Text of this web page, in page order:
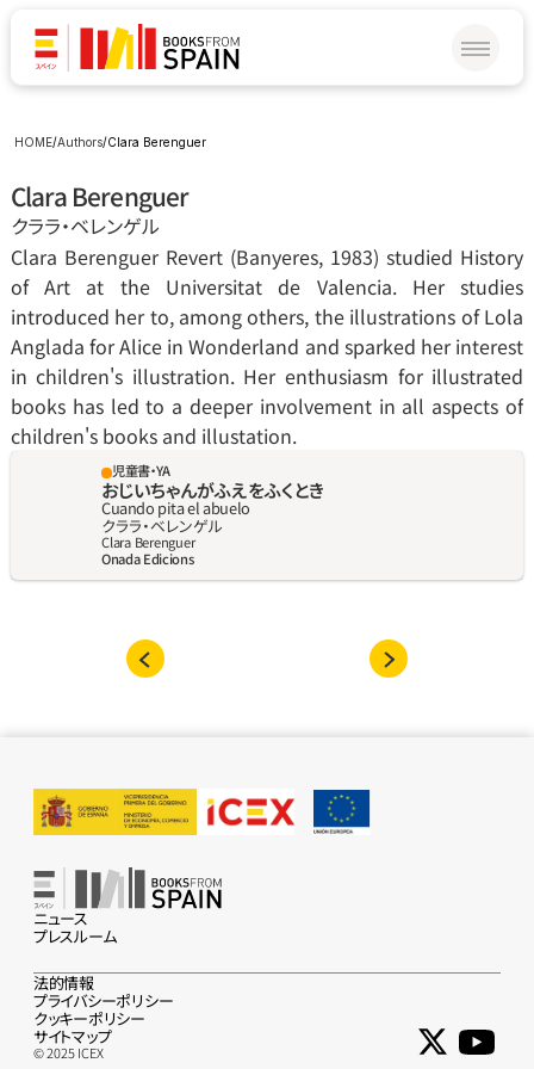
HOME/Authors/Clara Berenguer
Clara Berenguer
クララ‧ベレンゲル
Clara Berenguer Revert (Banyeres, 1983) studied History
of Art at the Universitat de Valencia. Her studies
introduced her to, among others, the illustrations of Lola
Anglada for Alice in Wonderland and sparked her interest
in children's illustration. Her enthusiasm for illustrated
books has led to a deeper involvement in all aspects of
children's books and illustation.
児童書・YA
おじいちゃんがふえをふくとき
Cuando pita el abuelo
クララ‧ベレンゲル
Clara Berenguer
Onada Edicions
ニュース
プレスルーム
© 2025 ICEX
法的情報
プライバシーポリシー
クッキーポリシー
サイトマップ